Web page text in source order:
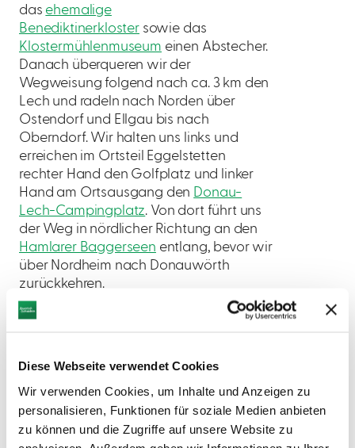
Diese Webseite verwendet Cookies
Wir verwenden Cookies, um Inhalte und Anzeigen zu
personalisieren, Funktionen für soziale Medien anbieten
zu können und die Zugriffe auf unsere Website zu
das ehemalige
Benediktinerklostersowie das
Klostermühlenmuseum einen Abstecher.
Danach überqueren wir der
Wegweisung folgend nach ca. 3 km den
Lech und radeln nach Norden über
Ostendorf und Ellgau bis nach
Oberndorf. Wir halten uns links und
erreichen im Ortsteil Eggelstetten
rechter Hand den Golfplatz und linker
Hand am Ortsausgang den
Donau-
Lech-Campingplatz. Von dort führt uns
der Weg in nördlicher Richtung an den
Hamlarer Baggerseen entlang, bevor wir
über Nordheim nach Donauwörth
zurückkehren.